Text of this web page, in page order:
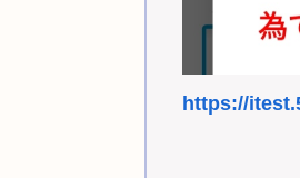
https://